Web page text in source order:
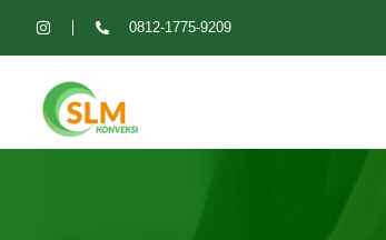
0812-1775-9209